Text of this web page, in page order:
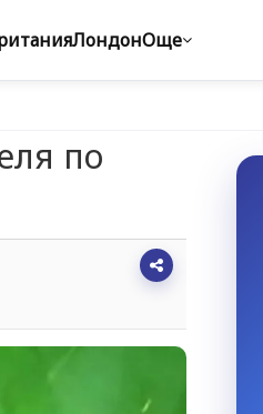
ЛондонОще
по